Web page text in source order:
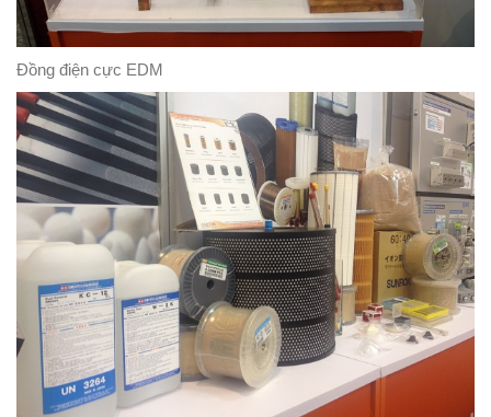
Đồng điện cực EDM